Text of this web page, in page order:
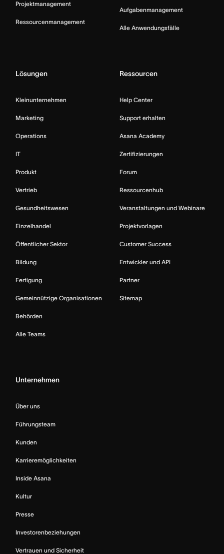
Projektmanagement
Ressourcenmanagement
Aufgabenmanagement
Alle Anwendungsfälle
Lösungen
Kleinunternehmen
Marketing
Operations
IT
Produkt
Vertrieb
Gesundheitswesen
Einzelhandel
Öffentlicher Sektor
Bildung
Fertigung
Gemeinnützige Organisationen
Behörden
Alle Teams
Ressourcen
Help Center
Support erhalten
Asana Academy
Zertifizierungen
Forum
Ressourcenhub
Veranstaltungen und Webinare
Projektvorlagen
Customer Success
Entwickler und API
Partner
Sitemap
Unternehmen
Über uns
Führungsteam
Kunden
Karrieremöglichkeiten
Inside Asana
Kultur
Presse
Investorenbeziehungen
Vertrauen und Sicherheit